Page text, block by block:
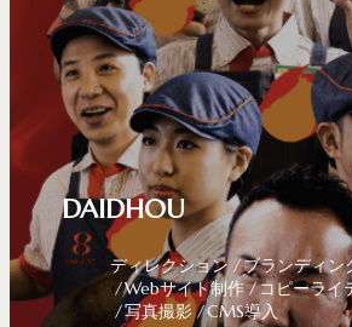
DAIDHOU
ディレクション
ブランディン
Webサイト制作
コピーライ
写真撮影
CMS導入